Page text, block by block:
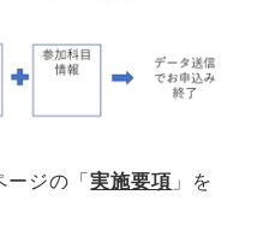
ージの「実施要項 」を